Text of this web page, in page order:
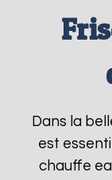
Dans la
est
chauffe